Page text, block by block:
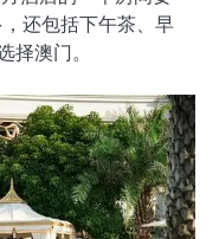
还包括下午茶、早
择澳门。